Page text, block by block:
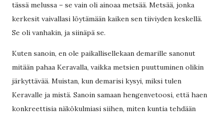
tässä melussa – se vain oli ainoaa metsää. Metsää, jonka
kerkesit vaivallasi löytämään kaiken sen tiiviyden keskellä.
Se oli vanhakin, ja siinäpä se.
Kuten sanoin, en ole paikallisellekaan demarille sanonut
mitään pahaa Keravalla, vaikka metsien puuttuminen olikin
järkyttävää. Muistan, kun demarisi kysyi, miksi tulen
Keravalle ja mistä. Sanoin samaan hengenvetoosi, että haen
konkreettisia näkökulmiasi siihen, miten kuntia tehdään